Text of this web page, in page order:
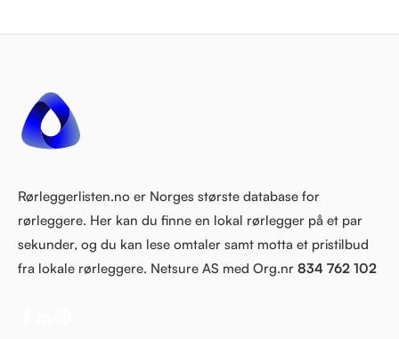
Rørleggerlisten.no er Norges største database for
rørleggere. Her kan du finne en lokal rørlegger på et par
sekunder, og du kan lese omtaler samt motta et pristilbud
fra lokale rørleggere. Netsure AS med Org.nr 834 762 102